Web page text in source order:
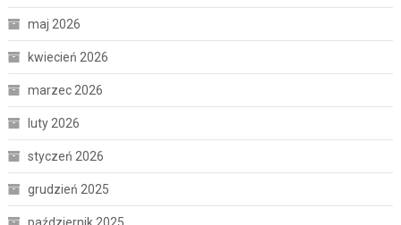
maj 2026
kwiecień 2026
marzec 2026
luty 2026
styczeń 2026
grudzień 2025